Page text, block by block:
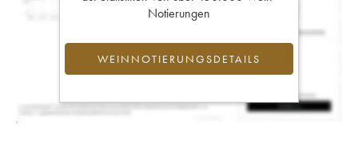
Notierungen
WEINNOTIERUNGSDETAILS